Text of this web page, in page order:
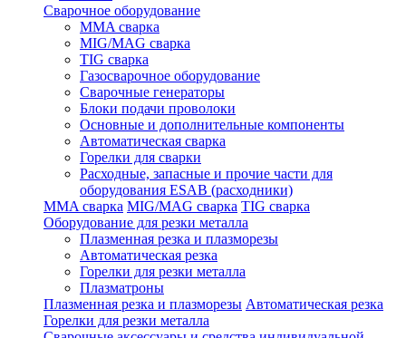
Сварочное оборудование
MMA сварка
MIG/MAG сварка
TIG сварка
Газосварочное оборудование
Сварочные генераторы
Блоки подачи проволоки
Основные и дополнительные компоненты
Автоматическая сварка
Горелки для сварки
Расходные, запасные и прочие части для
оборудования ESAB (расходники)
MMA сварка MIG/MAG сварка TIG сварка
Оборудование для резки металла
Плазменная резка и плазморезы
Автоматическая резка
Горелки для резки металла
Плазматроны
Плазменная резка и плазморезы Автоматическая резка
Горелки для резки металла